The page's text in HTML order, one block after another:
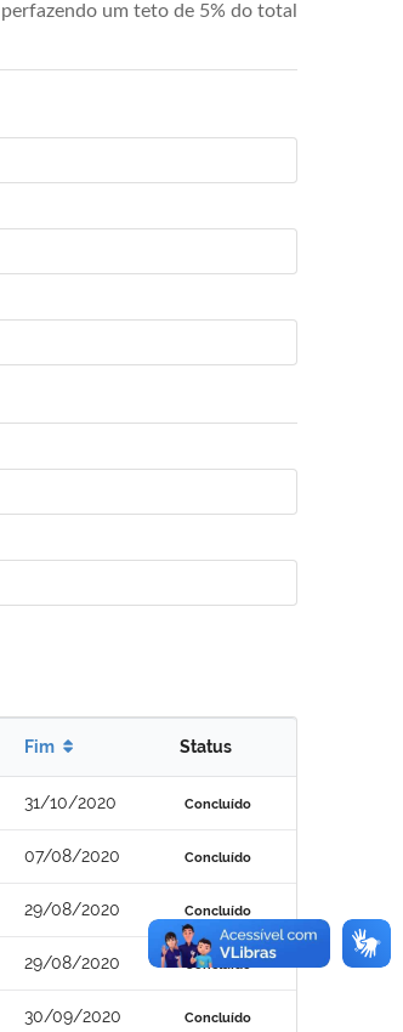
um teto de 5% do total
Fim Status
31/10/2020 Concluído
07/08/2020 Concluído
29/08/2020 Concluído
29/08/2020 Concluído
30/09/2020 Concluído